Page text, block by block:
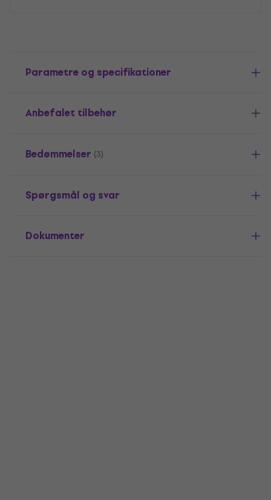
Parametre og specifikationer
Anbefalet tilbehør
Bedømmelser (3)
Spørgsmål og svar
Dokumenter